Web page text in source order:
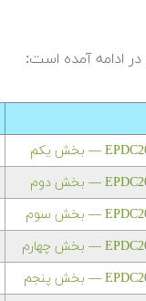
ادامه آمده است: